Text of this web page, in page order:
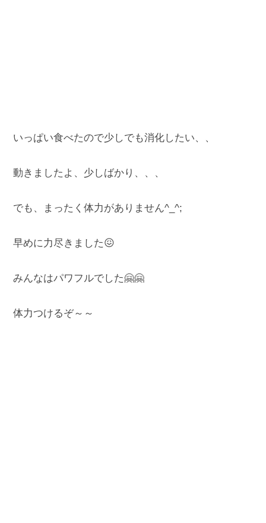
いっぱい食べたので少しでも消化したい、、
動きましたよ、少しばかり、、、
でも、まったく体力がありません^_^;
早めに力尽きました😖
みんなはパワフルでした🤗🤗
体力つけるぞ～～